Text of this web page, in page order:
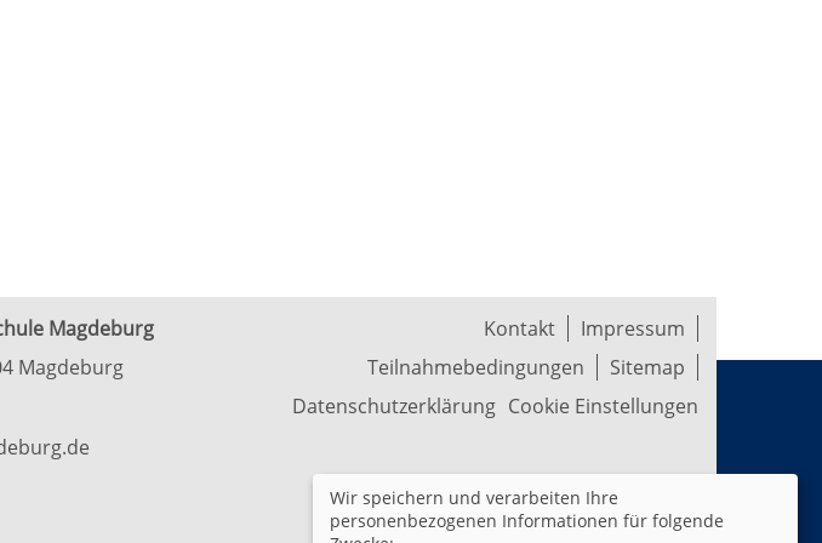
Magdeburg
Magdeburg
Kontakt
Impressum
Teilnahmebedingungen
Sitemap
Datenschutzerklärung Cookie Einstellungen
Wir speichern und verarbeiten Ihre
personenbezogenen Informationen für folgende